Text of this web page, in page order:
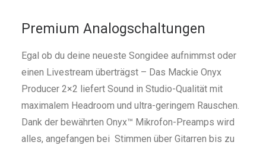
Premium Analogschaltungen
Egal ob du deine neueste Songidee aufnimmst oder
einen Livestream überträgst – Das Mackie Onyx
Producer 2×2 liefert Sound in Studio-Qualität mit
maximalem Headroom und ultra-geringem Rauschen.
Dank der bewährten Onyx™ Mikrofon-Preamps wird
alles, angefangen bei Stimmen über Gitarren bis zu